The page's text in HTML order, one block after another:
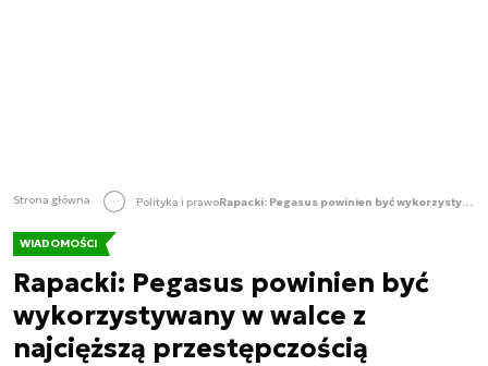
Strona główna Polityka i prawo Rapacki: Pegasus powinien być wykorzystywany w walce z najcięższą przestępczością
WIADOMOŚCI
Rapacki: Pegasus powinien być
wykorzystywany w walce z
najcięższą przestępczością